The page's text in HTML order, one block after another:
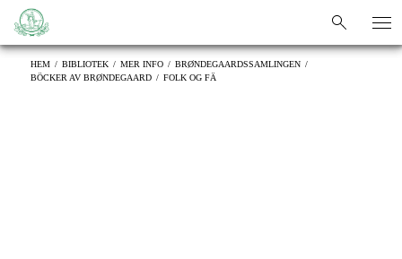
sök
sök
HEM / BIBLIOTEK / MER INFO / BRØNDEGAARDSSAMLINGEN /
BÖCKER AV BRØNDEGAARD / FOLK OG FÄ